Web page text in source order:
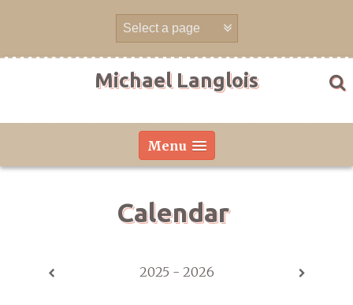
Michael Langlois
Menu
Calendar
2025 - 2026